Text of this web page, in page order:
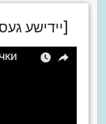
Eilėraštis «Žydiškos gatvelės» [יידישע געסלעך]